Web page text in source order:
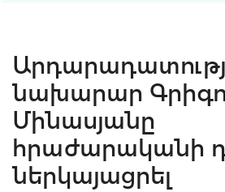
նախարար
Մինասյանը
հրաժարականի
ներկայացրել